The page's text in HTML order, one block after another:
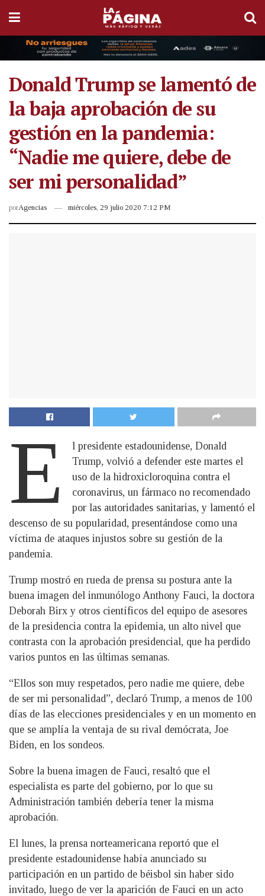
Donald Trump se lamentó de
la baja aprobación de su
gestión en la pandemia:
“Nadie me quiere, debe de
ser mi personalidad”
porAgencias miércoles, 29 julio 2020 7:12 PM
E
l presidente estadounidense, Donald
Trump, volvió a defender este martes el
uso de la hidroxicloroquina contra el
coronavirus, un fármaco no recomendado
por las autoridades sanitarias, y lamentó el
descenso de su popularidad, presentándose como una
víctima de ataques injustos sobre su gestión de la
pandemia.
Trump mostró en rueda de prensa su postura ante la
buena imagen del inmunólogo Anthony Fauci, la doctora
Deborah Birx y otros científicos del equipo de asesores
de la presidencia contra la epidemia, un alto nivel que
contrasta con la aprobación presidencial, que ha perdido
varios puntos en las últimas semanas.
“Ellos son muy respetados, pero nadie me quiere, debe
de ser mi personalidad”, declaró Trump, a menos de 100
días de las elecciones presidenciales y en un momento en
que se amplía la ventaja de su rival demócrata, Joe
Biden, en los sondeos.
Sobre la buena imagen de Fauci, resaltó que el
especialista es parte del gobierno, por lo que su
Administración también debería tener la misma
aprobación.
El lunes, la prensa norteamericana reportó que el
presidente estadounidense había anunciado su
participación en un partido de béisbol sin haber sido
invitado, luego de ver la aparición de Fauci en un acto